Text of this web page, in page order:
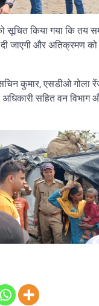
सूचित किया गया कि तय
जाएगी और अतिक्रमण को
कुमार, एसडीओ गोला
अधिकारी सहित वन